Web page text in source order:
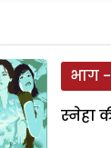
भाग
स्नेहा